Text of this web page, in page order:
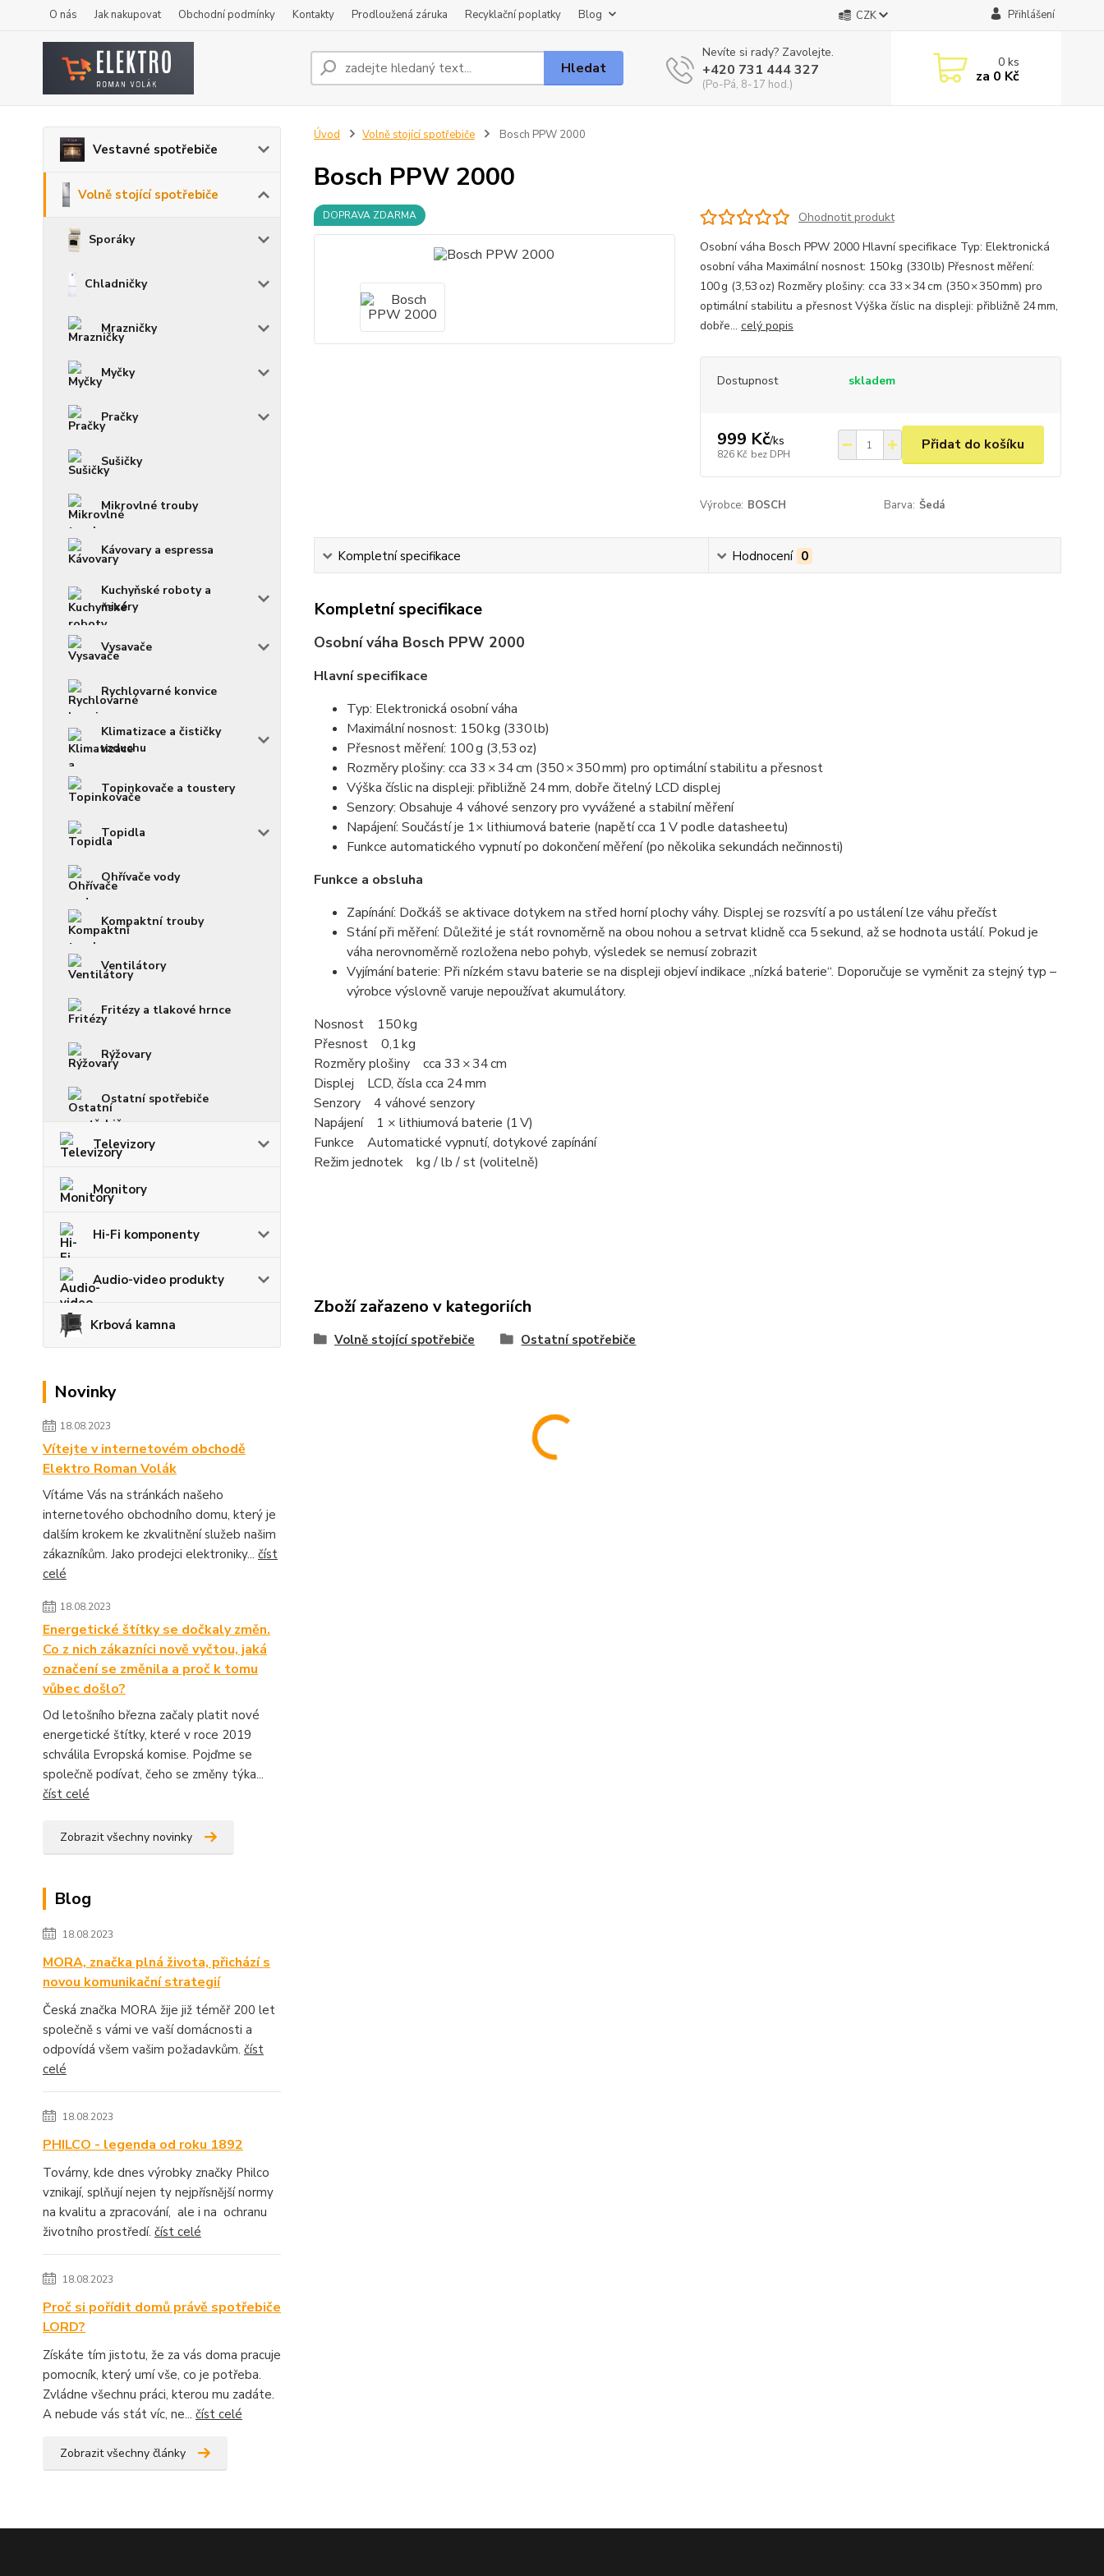
O nás Jak nakupovat Obchodní podmínky Kontakty Prodloužená záruka Recyklační poplatky Blog CZK Přihlášení
Hledat
Nevíte si rady? Zavolejte.
+420 731 444 327
(Po-Pá, 8-17 hod.)
0ks
za 0 Kč
Vestavné spotřebiče
Volně stojící spotřebiče
Sporáky
Chladničky
Mrazničky
Myčky
Pračky
Sušičky
Mikrovlné trouby
Kávovary a espressa
Kuchyňské roboty a
mixéry
Vysavače
Rychlovarné konvice
Klimatizace a čističky
vzduchu
Topinkovače a toustery
Topidla
Ohřívače vody
Kompaktní trouby
Ventilátory
Fritézy a tlakové hrnce
Rýžovary
Ostatní spotřebiče
Televizory
Monitory
Hi-Fi komponenty
Audio-video produkty
Krbová kamna
Novinky
18.08.2023
Vítejte v internetovém obchodě
Elektro Roman Volák
Vítáme Vás na stránkách našeho
internetového obchodního domu, který je
dalším krokem ke zkvalitnění služeb našim
zákazníkům. Jako prodejci elektroniky... číst
celé
18.08.2023
Energetické štítky se dočkaly změn.
Co z nich zákazníci nově vyčtou, jaká
označení se změnila a proč k tomu
vůbec došlo?
Od letošního března začaly platit nové
energetické štítky, které v roce 2019
schválila Evropská komise. Pojďme se
společně podívat, čeho se změny týka...
číst celé
Zobrazit všechny novinky
Blog
18.08.2023
MORA, značka plná života, přichází s
novou komunikační strategií
Česká značka MORA žije již téměř 200 let
společně s vámi ve vaší domácnosti a
odpovídá všem vašim požadavkům. číst
celé
18.08.2023
PHILCO - legenda od roku 1892
Továrny, kde dnes výrobky značky Philco
vznikají, splňují nejen ty nejpřísnější normy
na kvalitu a zpracování, ale i na ochranu
životního prostředí. číst celé
18.08.2023
Proč si pořídit domů právě spotřebiče
LORD?
Získáte tím jistotu, že za vás doma pracuje
pomocník, který umí vše, co je potřeba.
Zvládne všechnu práci, kterou mu zadáte.
A nebude vás stát víc, ne... číst celé
Zobrazit všechny články
Úvod Volně stojící spotřebiče Bosch PPW 2000
Bosch PPW 2000
DOPRAVA ZDARMA
Ohodnotit produkt
Osobní váha Bosch PPW 2000 Hlavní specifikace Typ: Elektronická
osobní váha Maximální nosnost: 150 kg (330 lb) Přesnost měření:
100 g (3,53 oz) Rozměry plošiny: cca 33 × 34 cm (350 × 350 mm) pro
optimální stabilitu a přesnost Výška číslic na displeji: přibližně 24 mm,
dobře... celý popis
Dostupnost skladem
999 Kč/ks
826 Kč bez DPH
Přidat do košíku
Výrobce: BOSCH Barva: Šedá
Kompletní specifikace Hodnocení 0
Kompletní specifikace
Osobní váha Bosch PPW 2000
Hlavní specifikace
Typ: Elektronická osobní váha
Maximální nosnost: 150 kg (330 lb)
Přesnost měření: 100 g (3,53 oz)
Rozměry plošiny: cca 33 × 34 cm (350 × 350 mm) pro optimální stabilitu a přesnost
Výška číslic na displeji: přibližně 24 mm, dobře čitelný LCD displej
Senzory: Obsahuje 4 váhové senzory pro vyvážené a stabilní měření
Napájení: Součástí je 1× lithiumová baterie (napětí cca 1 V podle datasheetu)
Funkce automatického vypnutí po dokončení měření (po několika sekundách nečinnosti)
Funkce a obsluha
Zapínání: Dočkáš se aktivace dotykem na střed horní plochy váhy. Displej se rozsvítí a po ustálení lze váhu přečíst
Stání při měření: Důležité je stát rovnoměrně na obou nohou a setrvat klidně cca 5 sekund, až se hodnota ustálí. Pokud je
váha nerovnoměrně rozložena nebo pohyb, výsledek se nemusí zobrazit
Vyjímání baterie: Při nízkém stavu baterie se na displeji objeví indikace „nízká baterie“. Doporučuje se vyměnit za stejný typ –
výrobce výslovně varuje nepoužívat akumulátory.
Nosnost 150 kg
Přesnost 0,1 kg
Rozměry plošiny cca 33 × 34 cm
Displej LCD, čísla cca 24 mm
Senzory 4 váhové senzory
Napájení 1 × lithiumová baterie (1 V)
Funkce Automatické vypnutí, dotykové zapínání
Režim jednotek kg / lb / st (volitelně)
Zboží zařazeno v kategoriích
Volně stojící spotřebiče Ostatní spotřebiče